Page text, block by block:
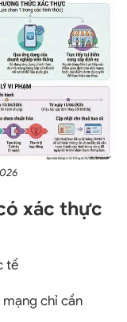
xác thực
tế
chỉ cần